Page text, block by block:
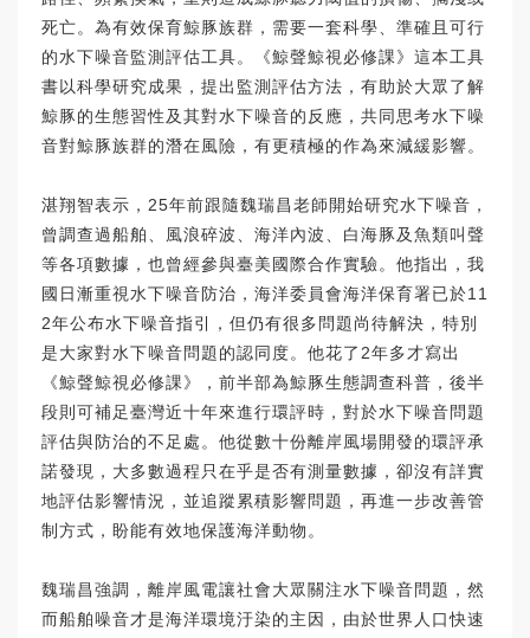
死亡。為有效保育鯨豚族群，需要一套科學、準確且可行
的水下噪音監測評估工具。《鯨聲鯨視必修課》這本工具
書以科學研究成果，提出監測評估方法，有助於大眾了解
鯨豚的生態習性及其對水下噪音的反應，共同思考水下噪
音對鯨豚族群的潛在風險，有更積極的作為來減緩影響。
湛翔智表示，25年前跟隨魏瑞昌老師開始研究水下噪音，
曾調查過船舶、風浪碎波、海洋內波、白海豚及魚類叫聲
等各項數據，也曾經參與臺美國際合作實驗。他指出，我
國日漸重視水下噪音防治，海洋委員會海洋保育署已於11
2年公布水下噪音指引，但仍有很多問題尚待解決，特別
是大家對水下噪音問題的認同度。他花了2年多才寫出
《鯨聲鯨視必修課》，前半部為鯨豚生態調查科普，後半
段則可補足臺灣近十年來進行環評時，對於水下噪音問題
評估與防治的不足處。他從數十份離岸風場開發的環評承
諾發現，大多數過程只在乎是否有測量數據，卻沒有詳實
地評估影響情況，並追蹤累積影響問題，再進一步改善管
制方式，盼能有效地保護海洋動物。
魏瑞昌強調，離岸風電讓社會大眾關注水下噪音問題，然
而船舶噪音才是海洋環境汙染的主因，由於世界人口快速